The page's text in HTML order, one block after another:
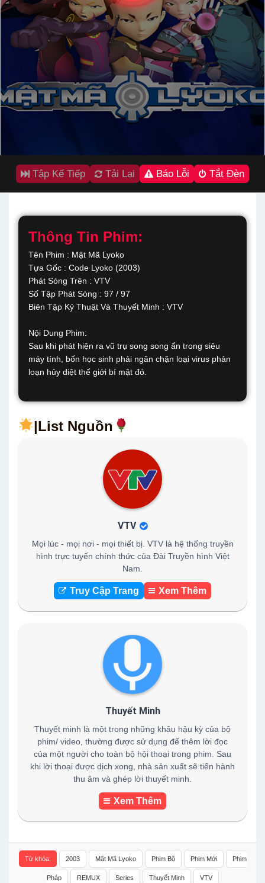
Tập Kế Tiếp Tải Lại Báo Lỗi Tắt Đèn
Thông Tin Phim:
Tên Phim : Mật Mã Lyoko
Tựa Gốc : Code Lyoko (2003)
Phát Sóng Trên : VTV
Số Tập Phát Sóng : 97 / 97
Biên Tập Kỷ Thuật Và Thuyết Minh : VTV
Nội Dung Phim:
Sau khi phát hiện ra vũ trụ song song ẩn trong siêu
máy tính, bốn học sinh phải ngăn chặn loại virus phản
loạn hủy diệt thế giới bí mật đó.
|List Nguồn
VTV
Mọi lúc - mọi nơi - mọi thiết bị. VTV là hệ thống truyền
hình trực tuyến chính thức của Đài Truyền hình Việt
Nam.
Truy Cập Trang Xem Thêm
Thuyết Minh
Thuyết minh là một trong những khâu hậu kỳ của bộ
phim/ video, thường được sử dụng để thêm lời đọc
của một người cho toàn bộ hội thoại trong phim. Sau
khi lời thoại được dịch xong, nhà sản xuất sẽ tiến hành
thu âm và ghép lời thuyết minh.
Xem Thêm
Từ khóa: 2003 Mật Mã Lyoko Phim Bộ Phim Mới Phim
Pháp REMUX Series Thuyết Minh VTV